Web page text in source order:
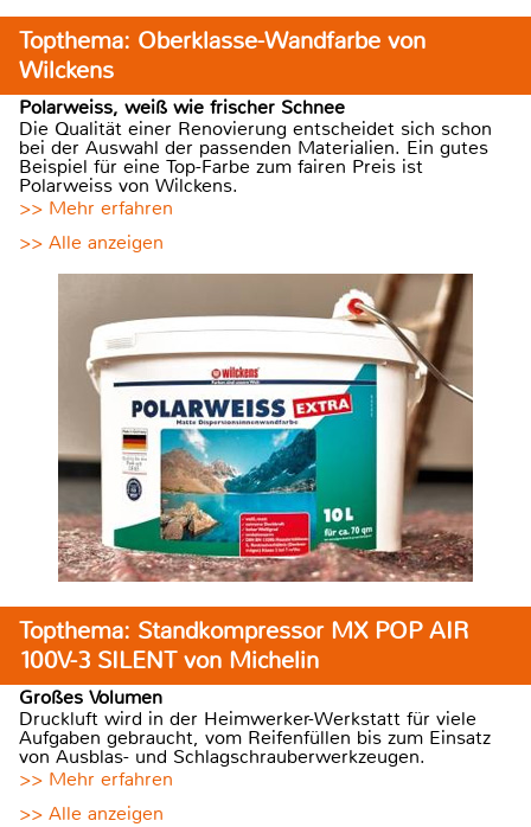
Topthema: Oberklasse-Wandfarbe von
Wilckens
Polarweiss, weiß wie frischer Schnee
Die Qualität einer Renovierung entscheidet sich schon
bei der Auswahl der passenden Materialien. Ein gutes
Beispiel für eine Top-Farbe zum fairen Preis ist
Polarweiss von Wilckens.
>> Mehr erfahren
>> Alle anzeigen
Topthema: Standkompressor MX POP AIR
100V-3 SILENT von Michelin
Großes Volumen
Druckluft wird in der Heimwerker-Werkstatt für viele
Aufgaben gebraucht, vom Reifenfüllen bis zum Einsatz
von Ausblas- und Schlagschrauberwerkzeugen.
>> Mehr erfahren
>> Alle anzeigen